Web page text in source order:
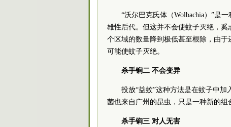
“沃尔巴克氏体（Wolbachia）”是
雄性后代。但这并不会使蚊子灭绝，
个区域的数量降到极低甚至根除，由
可能使蚊子灭绝。
杀手锏二 不会变异
投放“益蚊”这种方法是在蚊子中
菌也来自广州的昆虫，只是一种新的组
杀手锏三 对人无害